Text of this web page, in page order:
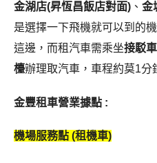
金湖店(昇恆昌飯店對面) 、 金
是選擇一下飛機就可以到的
這邊，而租汽車需乘坐接駁車
檯辦理取汽車，車程約莫1分
金豐租車營業據點 :
機場服務點 (租機車)